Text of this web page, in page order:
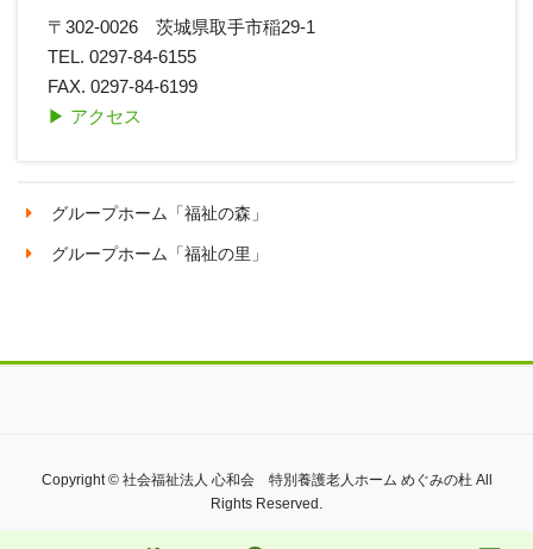
〒302-0026 茨城県取手市稲29-1
TEL. 0297-84-6155
FAX. 0297-84-6199
▶︎ アクセス
グループホーム「福祉の森」
グループホーム「福祉の里」
Copyright © 社会福祉法人 心和会 特別養護老人ホーム めぐみの杜 All
Rights Reserved.